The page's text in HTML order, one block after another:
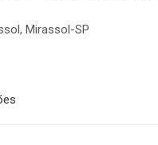
Mirassol-SP